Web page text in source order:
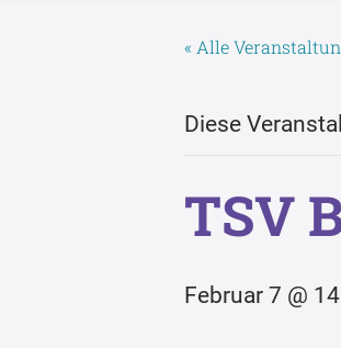
« Alle
Diese
TSV
Februar 7 @